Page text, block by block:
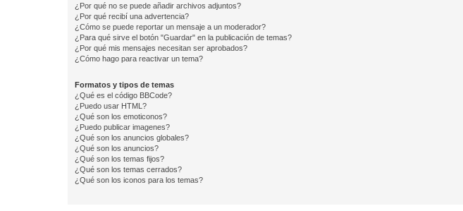
¿Por qué no se puede añadir archivos adjuntos?
¿Por qué recibí una advertencia?
¿Cómo se puede reportar un mensaje a un moderador?
¿Para qué sirve el botón "Guardar" en la publicación de temas?
¿Por qué mis mensajes necesitan ser aprobados?
¿Cómo hago para reactivar un tema?
Formatos y tipos de temas
¿Qué es el código BBCode?
¿Puedo usar HTML?
¿Qué son los emoticonos?
¿Puedo publicar imagenes?
¿Qué son los anuncios globales?
¿Qué son los anuncios?
¿Qué son los temas fijos?
¿Qué son los temas cerrados?
¿Qué son los iconos para los temas?